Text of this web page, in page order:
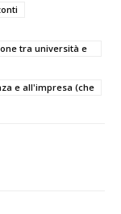
tra università e
e all'impresa (che